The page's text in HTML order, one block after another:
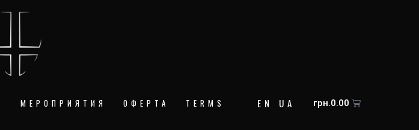
МЕРОПРИЯТИЯ ОФЕРТА TERMS EN UA грн.0.00 Корзина